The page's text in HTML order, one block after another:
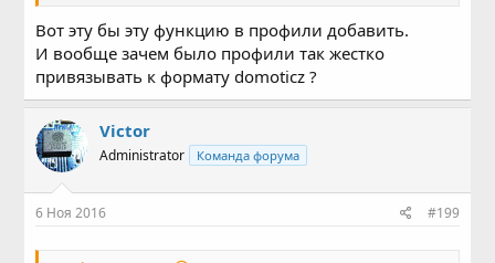
Вот эту бы эту функцию в профили добавить.
И вообще зачем было профили так жестко
привязывать к формату domoticz ?
Victor
Administrator Команда форума
6 Ноя 2016 #199